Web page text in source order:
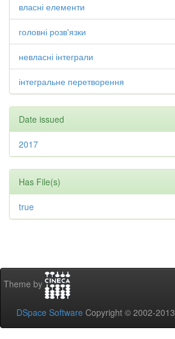
власні елементи
головні розв'язки
невласні інтеграли
інтегральне перетворення
Date issued
2017
Has File(s)
true
Theme by
DSpace Software Copyright © 2002-2013